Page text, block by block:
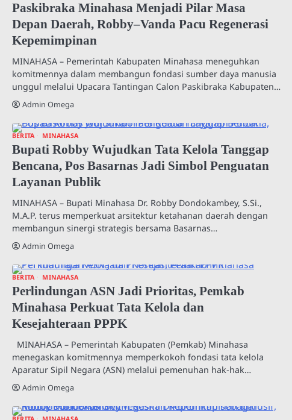
Paskibraka Minahasa Menjadi Pilar Masa
Depan Daerah, Robby–Vanda Pacu Regenerasi
Kepemimpinan
MINAHASA – Pemerintah Kabupaten Minahasa meneguhkan
komitmennya dalam membangun fondasi sumber daya manusia
unggul melalui Upacara Tantingan Calon Paskibraka Kabupaten…
Admin Omega
BERITA MINAHASA
Bupati Robby Wujudkan Tata Kelola Tanggap
Bencana, Pos Basarnas Jadi Simbol Penguatan
Layanan Publik
MINAHASA – Bupati Minahasa Dr. Robby Dondokambey, S.Si.,
M.A.P. terus memperkuat arsitektur ketahanan daerah dengan
membangun sinergi strategis bersama Basarnas…
Admin Omega
BERITA MINAHASA
Perlindungan ASN Jadi Prioritas, Pemkab
Minahasa Perkuat Tata Kelola dan
Kesejahteraan PPPK
MINAHASA – Pemerintah Kabupaten (Pemkab) Minahasa
menegaskan komitmennya memperkokoh fondasi tata kelola
Aparatur Sipil Negara (ASN) melalui pemenuhan hak-hak…
Admin Omega